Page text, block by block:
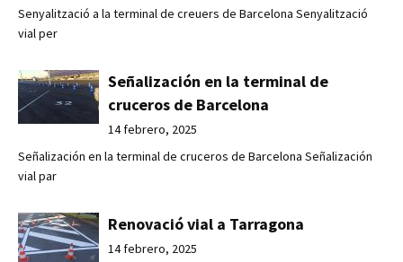
Senyalització a la terminal de creuers de Barcelona Senyalització
vial per
Señalización en la terminal de
cruceros de Barcelona
14 febrero, 2025
Señalización en la terminal de cruceros de Barcelona Señalización
vial par
Renovació vial a Tarragona
14 febrero, 2025